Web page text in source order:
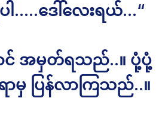
ါ…..ဒေါ်လေးရယ်…“
င် အမှတ်ရသည်..။ ပုံ့ပုံ့
မှ ပြန်လာကြသည်..။